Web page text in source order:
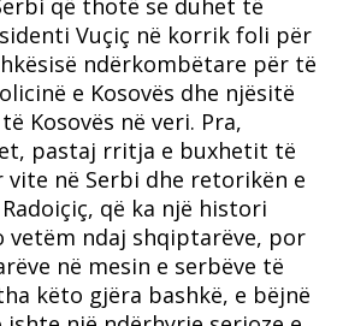
që thotë se duhet të
Vuçiç në korrik foli për
ndërkombëtare për të
e Kosovës dhe njësitë
Kosovës në veri. Pra,
pastaj rritja e buxhetit të
në Serbi dhe retorikën e
që ka një histori
vetëm ndaj shqiptarëve, por
në mesin e serbëve të
këto gjëra bashkë, e bëjnë